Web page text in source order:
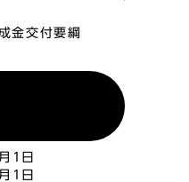
金交付要綱
1日
1日